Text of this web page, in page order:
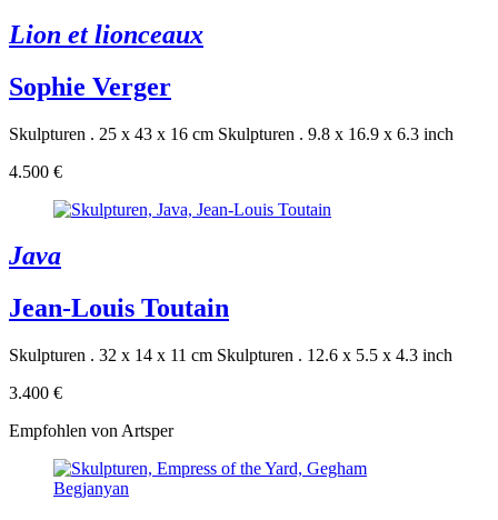
Lion et lionceaux
Sophie Verger
Skulpturen . 25 x 43 x 16 cm Skulpturen . 9.8 x 16.9 x 6.3 inch
4.500 €
Java
Jean-Louis Toutain
Skulpturen . 32 x 14 x 11 cm Skulpturen . 12.6 x 5.5 x 4.3 inch
3.400 €
Empfohlen von Artsper